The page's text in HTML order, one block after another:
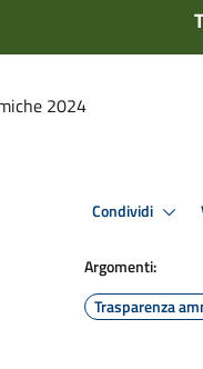
2024
Condividi
Argomenti:
Trasparenza